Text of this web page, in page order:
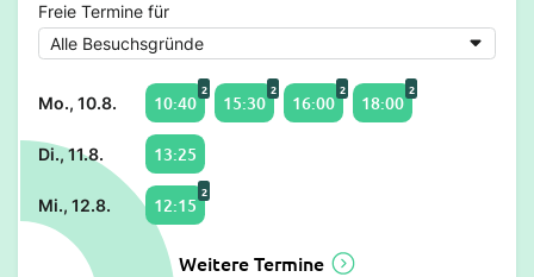
Freie Termine für
Mo., 10.8. 10:40
2
15:30
2
16:00
2
18:00
2
Di., 11.8. 13:25
Mi., 12.8. 12:15
2
Weitere Termine